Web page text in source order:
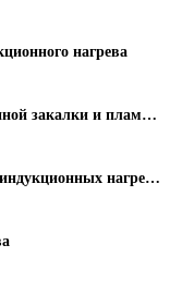
нагрева
и пламенной закалки
нагревателей